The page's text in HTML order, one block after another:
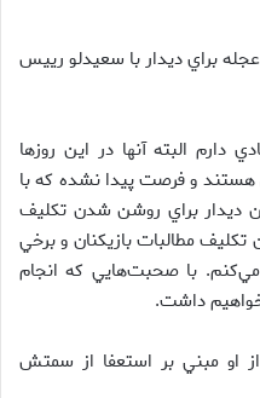
براي ديدار با سعيدلو رييس
دارم البته آنها در اين روزها
و فرصت پيدا نشده كه با
ديدار براي روشن شدن تكليف
مطالبات بازيكنان و برخي
با صحبت‌هايي كه انجام
خواهيم داشت.
او مبني بر استعفا از سمتش